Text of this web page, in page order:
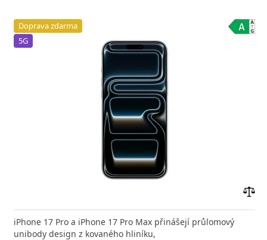
Doprava zdarma
5G
iPhone 17 Pro a iPhone 17 Pro Max přinášejí průlomový
unibody design z kovaného hliníku,